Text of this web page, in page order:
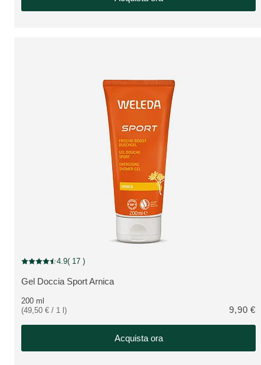
VEDI PRODOTTO:
Gel Doccia Sport Arnica
Valutazione attuale: 4.9 su 5 stelle recensito da 17 consumatori
4.9( 17 )
200 ml
(49,50 € / 1 l)
9,90 €
Acquista ora